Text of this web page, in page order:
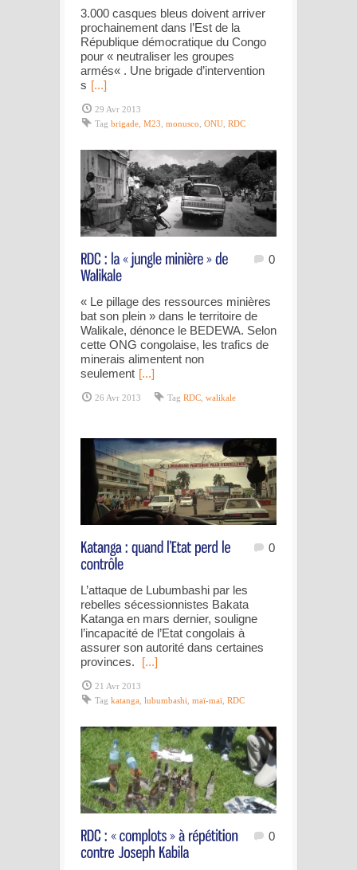
3.000 casques bleus doivent arriver
prochainement dans l’Est de la
République démocratique du Congo
pour « neutraliser les groupes
armés« . Une brigade d’intervention
s [...]
29 Avr 2013
Tag brigade M23 monusco ONU RDC
0
« Le pillage des ressources minières
bat son plein » dans le territoire de
Walikale, dénonce le BEDEWA. Selon
cette ONG congolaise, les trafics de
minerais alimentent non
seulement [...]
26 Avr 2013 Tag RDC walikale
0
L’attaque de Lubumbashi par les
rebelles sécessionnistes Bakata
Katanga en mars dernier, souligne
l’incapacité de l’Etat congolais à
assurer son autorité dans certaines
provinces.
[...]
21 Avr 2013
Tag katanga lubumbashi maï-maï RDC
0